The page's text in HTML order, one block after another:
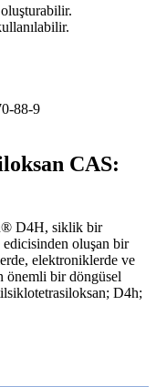
88-9
CAS:
D4H, siklik bir
edicisinden oluşan bir
elektroniklerde ve
önemli bir döngüsel
D4h;